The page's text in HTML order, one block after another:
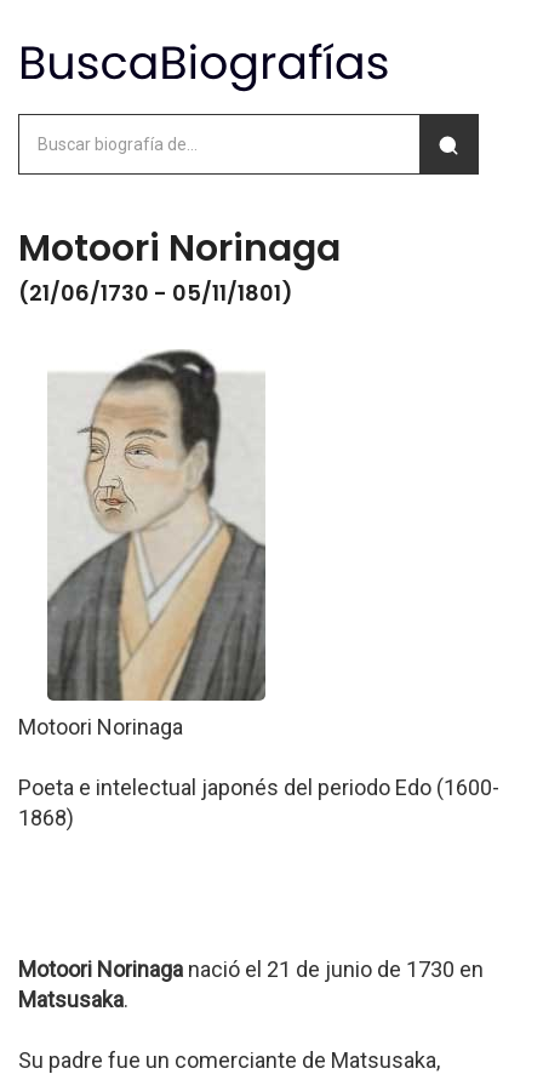
Motoori Norinaga
(21/06/1730 - 05/11/1801)
Motoori Norinaga
Poeta e intelectual japonés del periodo Edo (1600-
1868)
Motoori Norinaga nació el 21 de junio de 1730 en
Matsusaka.
Su padre fue un comerciante de Matsusaka,